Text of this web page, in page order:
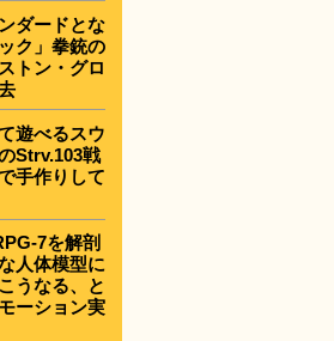
ダードとな
ク」拳銃の
トン・グロ
遊べるスウ
Strv.103戦
手作りして
7を解剖
人体模型に
うなる、と
ーション実